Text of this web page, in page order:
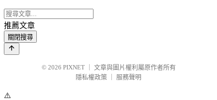
推薦文章
關閉搜尋
© 2026 PIXNET
文章與圖片權利屬原作者所有
隱私權政策
服務聲明
⚠️